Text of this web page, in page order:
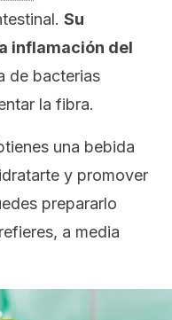
Su
inflamación del
de bacterias
la fibra.
una bebida
y promover
prepararlo
a media